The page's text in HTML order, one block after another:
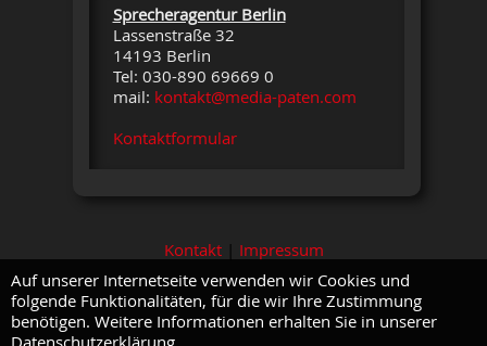
Sprecheragentur Berlin
Lassenstraße 32
14193 Berlin
Tel: 030-890 69669 0
mail: kontakt@media-paten.com
Kontaktformular
Kontakt| Impressum
Auf unserer Internetseite verwenden wir Cookies und
folgende Funktionalitäten, für die wir Ihre Zustimmung
benötigen. Weitere Informationen erhalten Sie in unserer